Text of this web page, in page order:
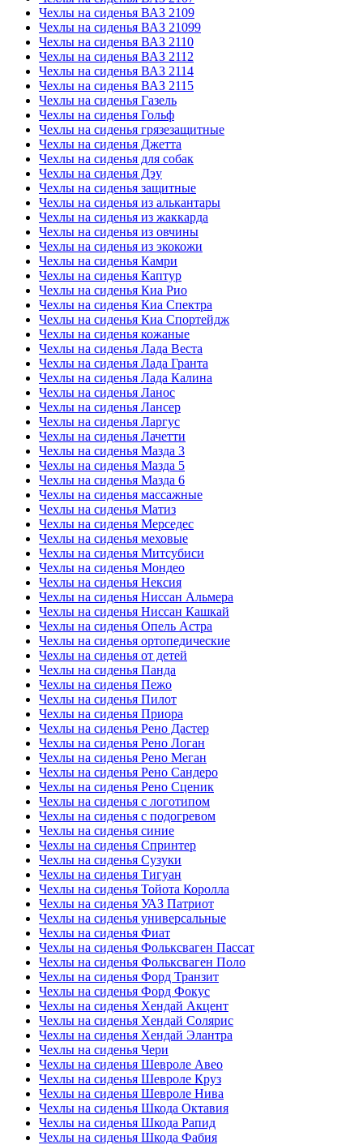
Чехлы на сиденья ВАЗ 2109
Чехлы на сиденья ВАЗ 21099
Чехлы на сиденья ВАЗ 2110
Чехлы на сиденья ВАЗ 2112
Чехлы на сиденья ВАЗ 2114
Чехлы на сиденья ВАЗ 2115
Чехлы на сиденья Газель
Чехлы на сиденья Гольф
Чехлы на сиденья грязезащитные
Чехлы на сиденья Джетта
Чехлы на сиденья для собак
Чехлы на сиденья Дэу
Чехлы на сиденья защитные
Чехлы на сиденья из алькантары
Чехлы на сиденья из жаккарда
Чехлы на сиденья из овчины
Чехлы на сиденья из экокожи
Чехлы на сиденья Камри
Чехлы на сиденья Каптур
Чехлы на сиденья Киа Рио
Чехлы на сиденья Киа Спектра
Чехлы на сиденья Киа Спортейдж
Чехлы на сиденья кожаные
Чехлы на сиденья Лада Веста
Чехлы на сиденья Лада Гранта
Чехлы на сиденья Лада Калина
Чехлы на сиденья Ланос
Чехлы на сиденья Лансер
Чехлы на сиденья Ларгус
Чехлы на сиденья Лачетти
Чехлы на сиденья Мазда 3
Чехлы на сиденья Мазда 5
Чехлы на сиденья Мазда 6
Чехлы на сиденья массажные
Чехлы на сиденья Матиз
Чехлы на сиденья Мерседес
Чехлы на сиденья меховые
Чехлы на сиденья Митсубиси
Чехлы на сиденья Мондео
Чехлы на сиденья Нексия
Чехлы на сиденья Ниссан Альмера
Чехлы на сиденья Ниссан Кашкай
Чехлы на сиденья Опель Астра
Чехлы на сиденья ортопедические
Чехлы на сиденья от детей
Чехлы на сиденья Панда
Чехлы на сиденья Пежо
Чехлы на сиденья Пилот
Чехлы на сиденья Приора
Чехлы на сиденья Рено Дастер
Чехлы на сиденья Рено Логан
Чехлы на сиденья Рено Меган
Чехлы на сиденья Рено Сандеро
Чехлы на сиденья Рено Сценик
Чехлы на сиденья с логотипом
Чехлы на сиденья с подогревом
Чехлы на сиденья синие
Чехлы на сиденья Спринтер
Чехлы на сиденья Сузуки
Чехлы на сиденья Тигуан
Чехлы на сиденья Тойота Королла
Чехлы на сиденья УАЗ Патриот
Чехлы на сиденья универсальные
Чехлы на сиденья Фиат
Чехлы на сиденья Фольксваген Пассат
Чехлы на сиденья Фольксваген Поло
Чехлы на сиденья Форд Транзит
Чехлы на сиденья Форд Фокус
Чехлы на сиденья Хендай Акцент
Чехлы на сиденья Хендай Солярис
Чехлы на сиденья Хендай Элантра
Чехлы на сиденья Чери
Чехлы на сиденья Шевроле Авео
Чехлы на сиденья Шевроле Круз
Чехлы на сиденья Шевроле Нива
Чехлы на сиденья Шкода Октавия
Чехлы на сиденья Шкода Рапид
Чехлы на сиденья Шкода Фабия